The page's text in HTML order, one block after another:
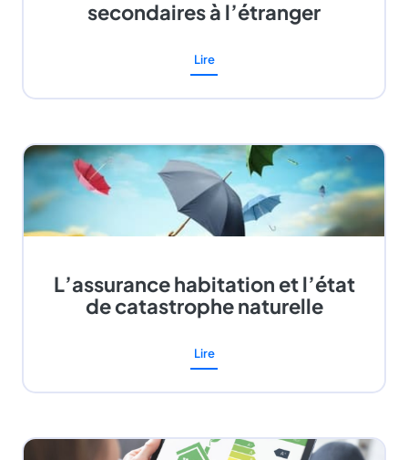
secondaires à l’étranger
Lire
L’assurance habitation et l’état
de catastrophe naturelle
Lire